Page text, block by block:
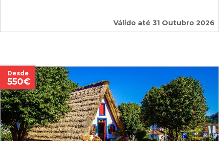
Válido até 31 Outubro 2026
Desde
550€